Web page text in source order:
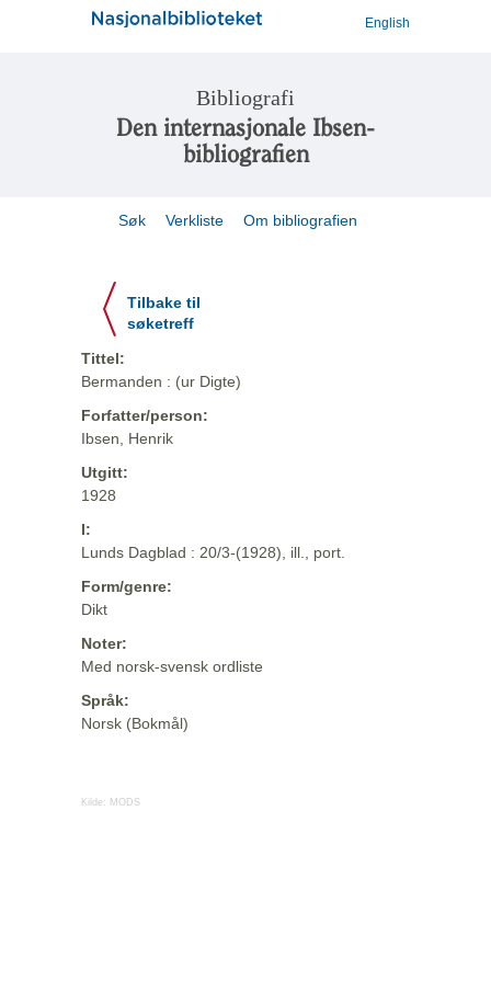
English
Bibliografi
Den internasjonale Ibsen-
bibliografien
Søk Verkliste Om bibliografien
Tilbake til
søketreff
Tittel:
Bermanden : (ur Digte)
Forfatter/person:
Ibsen, Henrik
Utgitt:
1928
I:
Lunds Dagblad : 20/3-(1928), ill., port.
Form/genre:
Dikt
Noter:
Med norsk-svensk ordliste
Språk:
Norsk (Bokmål)
Kilde: MODS